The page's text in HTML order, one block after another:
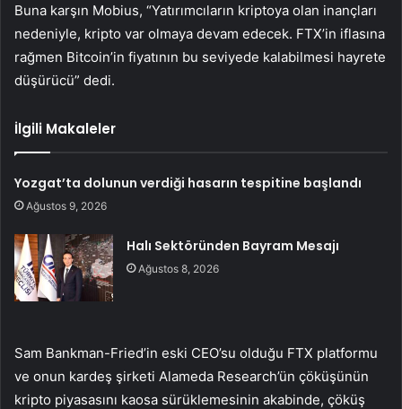
Buna karşın Mobius, “Yatırımcıların kriptoya olan inançları
nedeniyle, kripto var olmaya devam edecek. FTX’in iflasına
rağmen Bitcoin’in fiyatının bu seviyede kalabilmesi hayrete
düşürücü” dedi.
İlgili Makaleler
Yozgat’ta dolunun verdiği hasarın tespitine başlandı
Ağustos 9, 2026
Halı Sektöründen Bayram Mesajı
Ağustos 8, 2026
Sam Bankman-Fried’in eski CEO’su olduğu FTX platformu
ve onun kardeş şirketi Alameda Research’ün çöküşünün
kripto piyasasını kaosa sürüklemesinin akabinde, çöküş